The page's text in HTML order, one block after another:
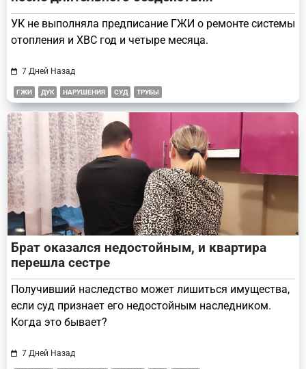
УК не выполняла предписание ГЖИ о ремонте системы
отопления и ХВС год и четыре месяца.
7 Дней Назад
ГЖИ ДУК НАРУШЕНИЯ СУД ТРУБЫ
Брат оказался недостойным, и квартира
перешла сестре
Получивший наследство может лишиться имущества,
если суд признает его недостойным наследником.
Когда это бывает?
7 Дней Назад